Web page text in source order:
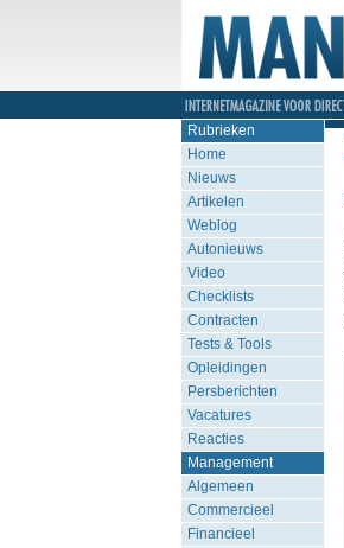
Rubrieken
Home
Nieuws
Artikelen
Weblog
Autonieuws
Video
Checklists
Contracten
Tests & Tools
Opleidingen
Persberichten
Vacatures
Reacties
Management
Algemeen
Commercieel
Financieel